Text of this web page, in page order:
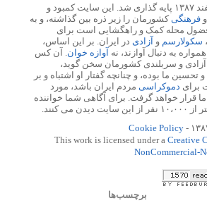
فضول محله در ۱۳ اسفند ۱۳۸۷ پایه گذاری شد. این سایت کمبود و
و فرهنگی کشورمان را زیر ذره بین گذاشته، و به
محله کمک و راهگشایی است برای
، سکولارسم و آزادی در ایران. بر این اساس،
به دنبال آوازند، نه آوازه خوان . آن کس
و سربلندی کشورمان سخن گوید،
ما بوده، و چنانچه گفتار او اشتباه و بر
برای دموکراسی مردم ایران باشد، مورد
ما قرار خواهد گرفت. برای آگاهی شما خواننده
می کنند.
Cookie Policy
This work is licensed under a Creative
NonCommercial-
برچسب‌ها